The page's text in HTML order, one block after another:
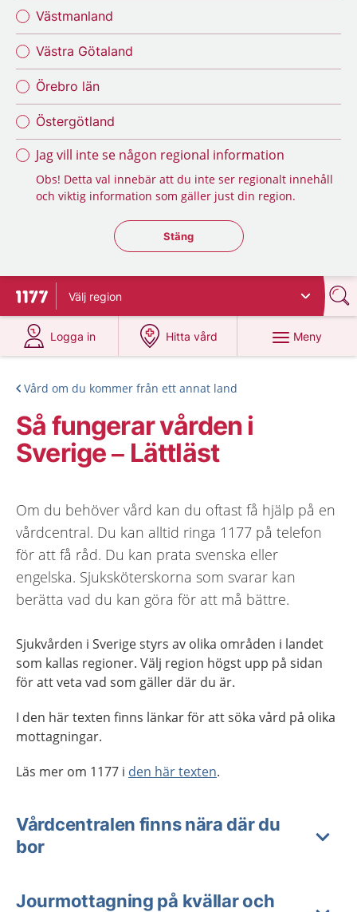
Västmanland
Västra Götaland
Örebro län
Östergötland
Jag vill inte se någon regional information
Obs! Detta val innebär att du inte ser regionalt innehåll
och viktig information som gäller just din region.
Stäng regionsväljaren
Stäng
Till startsidan för 1177
Välj region
Logga in
på 1177.se
Hitta vård
på 1177.se
Meny
Vård om du kommer från ett annat land
Så fungerar vården i
Sverige – Lättläst
Om du behöver vård kan du oftast få hjälp på en
vårdcentral. Du kan alltid ringa 1177 på telefon
för att få råd. Du kan prata svenska eller
engelska. Sjuksköterskorna som svarar kan
berätta vad du kan göra för att må bättre.
Sjukvården i Sverige styrs av olika områden i landet
som kallas regioner. Välj region högst upp på sidan
för att veta vad som gäller där du är.
I den här texten finns länkar för att söka vård på olika
mottagningar.
Läs mer om 1177 i den här texten.
Vårdcentralen finns nära där du
bor
Jourmottagning på kvällar och